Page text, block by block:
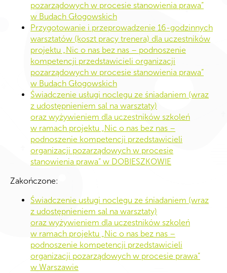
pozarządowych w procesie stanowienia prawa”
w Budach Głogowskich
Przygotowanie i przeprowadzenie 16-godzinnych
warsztatów (koszt pracy trenera) dla uczestników
projektu „Nic o nas bez nas – podnoszenie
kompetencji przedstawicieli organizacji
pozarządowych w procesie stanowienia prawa”
w Budach Głogowskich
Świadczenie usługi noclegu ze śniadaniem (wraz
z udostępnieniem sal na warsztaty)
oraz wyżywieniem dla uczestników szkoleń
w ramach projektu „Nic o nas bez nas –
podnoszenie kompetencji przedstawicieli
organizacji pozarządowych w procesie
stanowienia prawa” w DOBIESZKOWIE
Zakończone:
Świadczenie usługi noclegu ze śniadaniem (wraz
z udostępnieniem sal na warsztaty)
oraz wyżywieniem dla uczestników szkoleń
w ramach projektu „Nic o nas bez nas –
podnoszenie kompetencji przedstawicieli
organizacji pozarządowych w procesie prawa”
w Warszawie